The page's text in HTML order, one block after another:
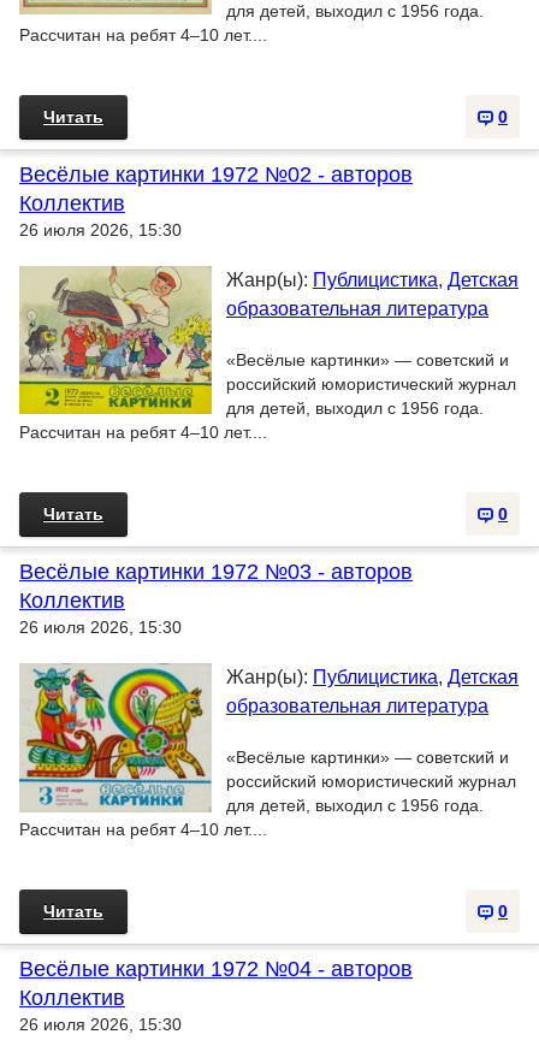
для детей, выходил с 1956 года.
Рассчитан на ребят 4–10 лет....
0
Читать
Весёлые картинки 1972 №02 - авторов
Коллектив
26 июля 2026, 15:30
Жанр(ы): Публицистика, Детская
образовательная литература
«Весёлые картинки» — советский и
российский юмористический журнал
для детей, выходил с 1956 года.
Рассчитан на ребят 4–10 лет....
0
Читать
Весёлые картинки 1972 №03 - авторов
Коллектив
26 июля 2026, 15:30
Жанр(ы): Публицистика, Детская
образовательная литература
«Весёлые картинки» — советский и
российский юмористический журнал
для детей, выходил с 1956 года.
Рассчитан на ребят 4–10 лет....
0
Читать
Весёлые картинки 1972 №04 - авторов
Коллектив
26 июля 2026, 15:30